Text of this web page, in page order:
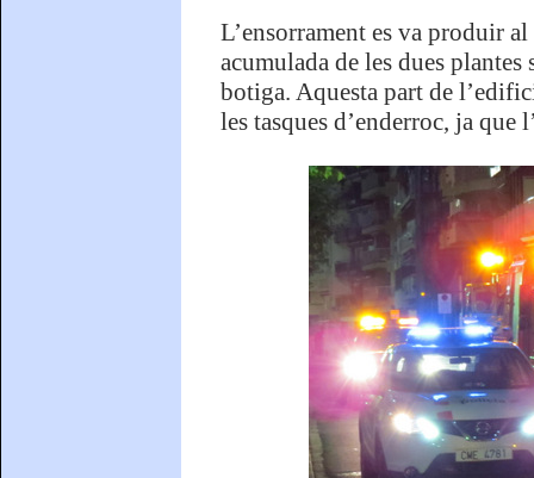
L’ensorrament es va produir
acumulada de les dues
botiga. Aquesta part de
les tasques d’enderroc, ja que